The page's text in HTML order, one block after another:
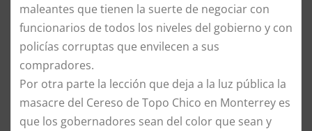
maleantes que tienen la suerte de negociar con
funcionarios de todos los niveles del gobierno y con
policías corruptas que envilecen a sus
compradores.
Por otra parte la lección que deja a la luz pública la
masacre del Cereso de Topo Chico en Monterrey es
que los gobernadores sean del color que sean y